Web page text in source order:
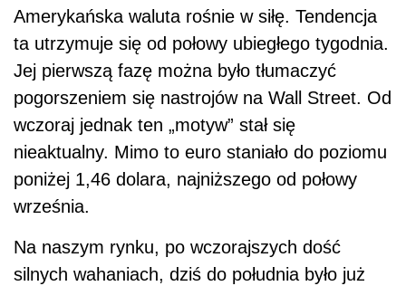
Amerykańska waluta rośnie w siłę. Tendencja
ta utrzymuje się od połowy ubiegłego tygodnia.
Jej pierwszą fazę można było tłumaczyć
pogorszeniem się nastrojów na Wall Street. Od
wczoraj jednak ten „motyw” stał się
nieaktualny. Mimo to euro staniało do poziomu
poniżej 1,46 dolara, najniższego od połowy
września.
Na naszym rynku, po wczorajszych dość
silnych wahaniach, dziś do południa było już